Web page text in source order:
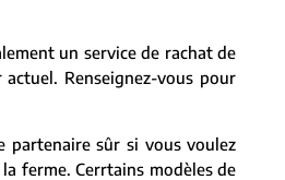
un service de rachat de
Renseignez-vous pour
partenaire sûr si vous voulez
ferme. Cerrtains modèles de